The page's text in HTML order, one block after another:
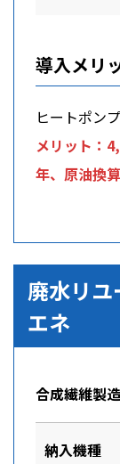
導入メリ
ヒートポン
メリット：
年、原油換
廃水リ
エネ
合成繊維製
納入機種